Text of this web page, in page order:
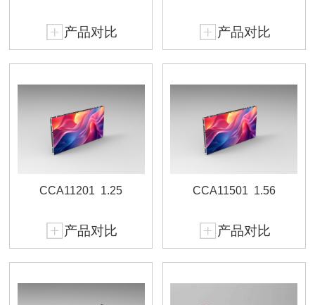
产品对比 产品对比
CCA11201 1.25
产品对比
CCA11501 1.56
产品对比